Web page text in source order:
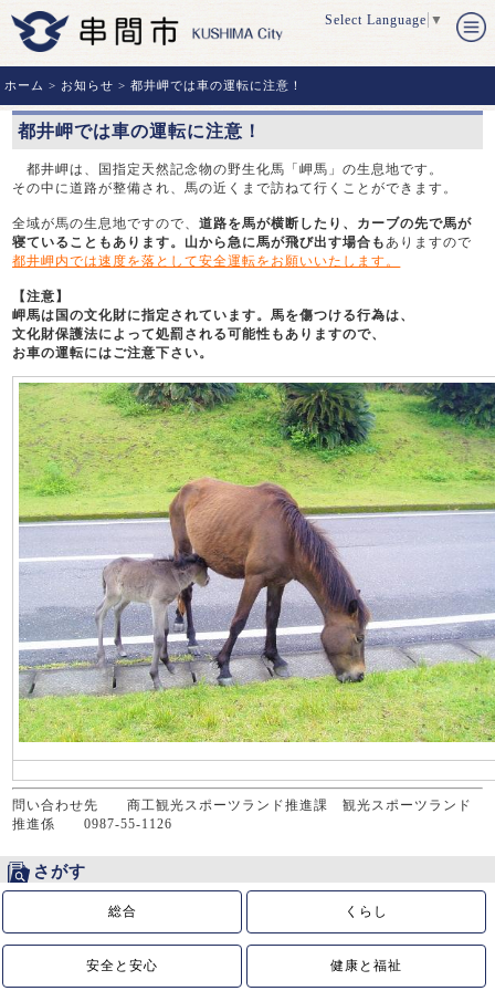
Select Language ▼
ホーム > お知らせ > 都井岬では車の運転に注意！
都井岬では車の運転に注意！
都井岬は、国指定天然記念物の野生化馬「岬馬」の生息地です。
その中に道路が整備され、馬の近くまで訪ねて行くことができます。
全域が馬の生息地ですので、道路を馬が横断したり、カーブの先で馬が
寝ていることもあります。山から急に馬が飛び出す場合もありますので
都井岬内では速度を落として安全運転をお願いいたします。
【注意】
岬馬は国の文化財に指定されています。馬を傷つける行為は、
文化財保護法によって処罰される可能性もありますので、
お車の運転にはご注意下さい。
問い合わせ先 商工観光スポーツランド推進課 観光スポーツランド
推進係 0987-55-1126
さがす
総合 くらし
安全と安心 健康と福祉